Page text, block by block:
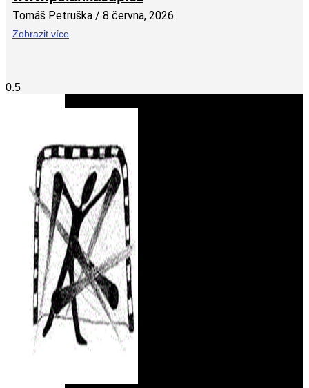
Tomáš Petruška 8 června, 2026
Zobrazit více